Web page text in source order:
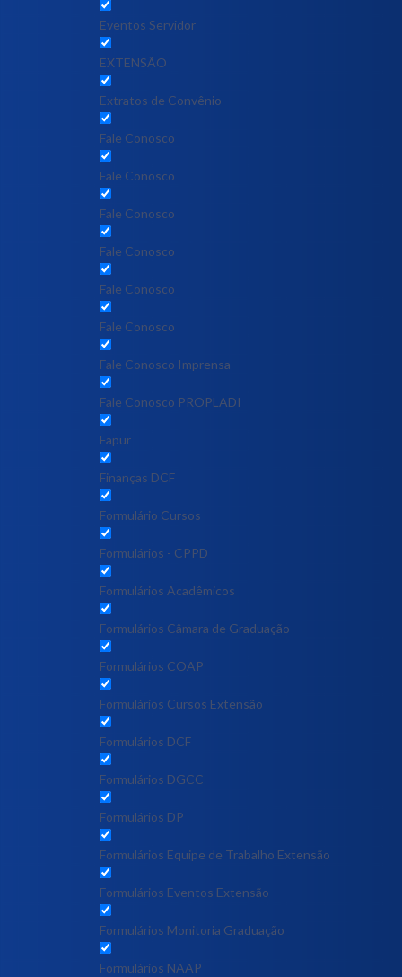
Eventos Servidor
EXTENSÃO
Extratos de Convênio
Fale Conosco
Fale Conosco
Fale Conosco
Fale Conosco
Fale Conosco
Fale Conosco
Fale Conosco Imprensa
Fale Conosco PROPLADI
Fapur
Finanças DCF
Formulário Cursos
Formulários - CPPD
Formulários Acadêmicos
Formulários Câmara de Graduação
Formulários COAP
Formulários Cursos Extensão
Formulários DCF
Formulários DGCC
Formulários DP
Formulários Equipe de Trabalho Extensão
Formulários Eventos Extensão
Formulários Monitoria Graduação
Formulários NAAP